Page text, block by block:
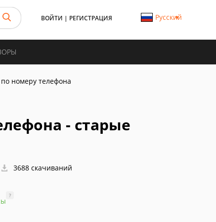
ВОЙТИ | РЕГИСТРАЦИЯ Русский
номеру телефона
- старые
3688 скачиваний
?